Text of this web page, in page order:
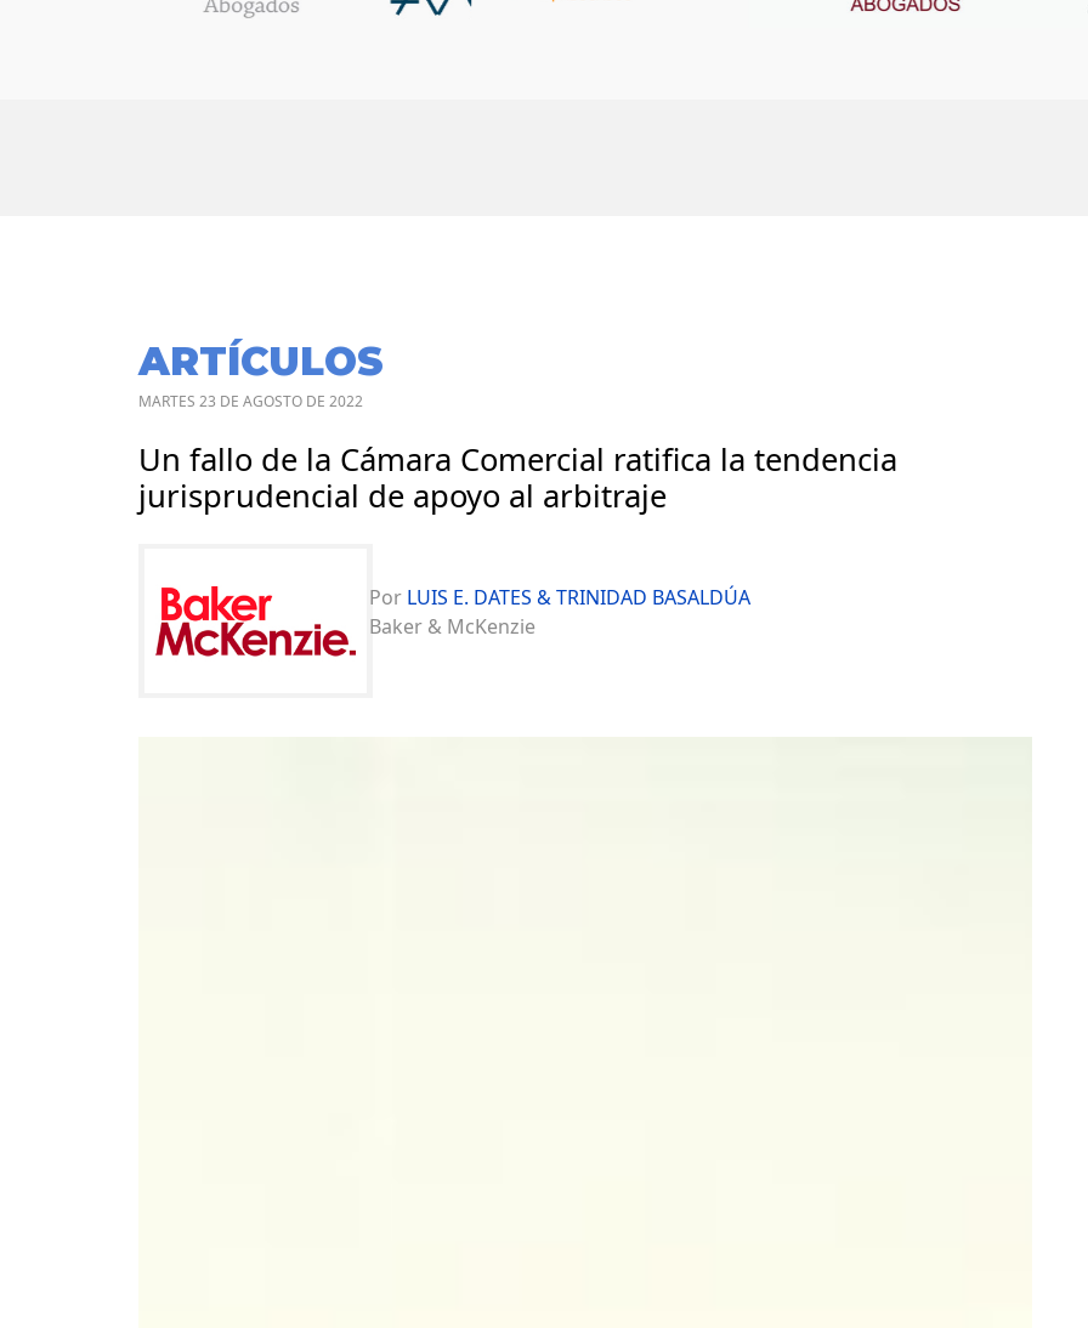
ARTÍCULOS
MARTES 23 DE AGOSTO DE 2022
Un fallo de la Cámara Comercial ratifica la tendencia
jurisprudencial de apoyo al arbitraje
Por LUIS E. DATES & TRINIDAD BASALDÚA
Baker & McKenzie